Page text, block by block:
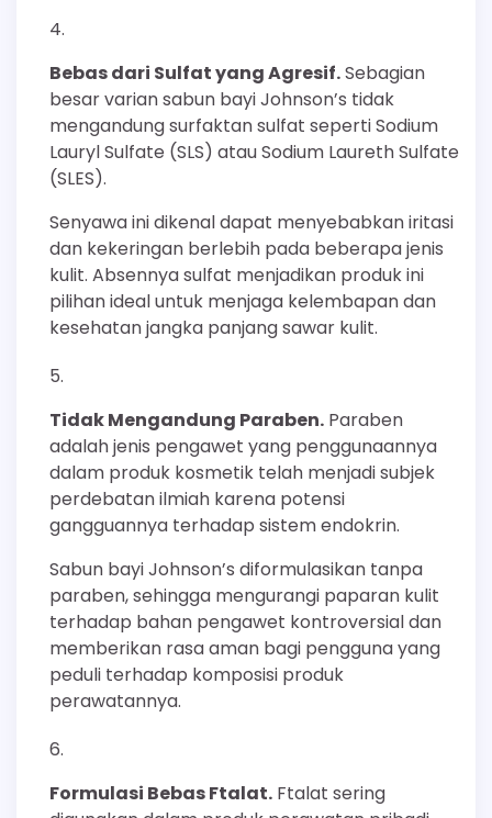
Bebas dari Sulfat yang Agresif.Sebagian
besar varian sabun bayi Johnson’s tidak
mengandung surfaktan sulfat seperti Sodium
Lauryl Sulfate (SLS) atau Sodium Laureth Sulfate
(SLES).
Senyawa ini dikenal dapat menyebabkan iritasi
dan kekeringan berlebih pada beberapa jenis
kulit. Absennya sulfat menjadikan produk ini
pilihan ideal untuk menjaga kelembapan dan
kesehatan jangka panjang sawar kulit.
Tidak Mengandung Paraben. Paraben
adalah jenis pengawet yang penggunaannya
dalam produk kosmetik telah menjadi subjek
perdebatan ilmiah karena potensi
gangguannya terhadap sistem endokrin.
Sabun bayi Johnson’s diformulasikan tanpa
paraben, sehingga mengurangi paparan kulit
terhadap bahan pengawet kontroversial dan
memberikan rasa aman bagi pengguna yang
peduli terhadap komposisi produk
perawatannya.
Formulasi Bebas Ftalat. Ftalat sering